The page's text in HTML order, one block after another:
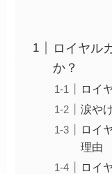
ロイヤル
か？
ロイ
涙や
ロイ
理由
ロイ